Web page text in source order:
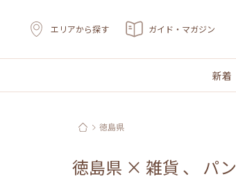
エリアから探す ガイド・マガジン
新着
徳島県
徳島県 × 雑貨 、 パン